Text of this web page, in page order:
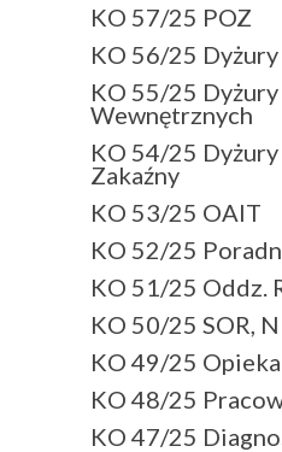
KO 57/25 POZ
KO 56/25
KO 55/25
Wewnętrznych
KO 54/25
Zakaźny
KO 53/25 OAIT
KO 52/25
KO 51/25 Oddz.
KO 50/25 SOR,
KO 49/25
KO 48/25
KO 47/25